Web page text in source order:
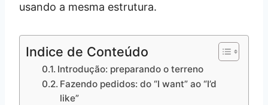
usando a mesma estrutura.
Indice de Conteúdo
Introdução: preparando o terreno
Fazendo pedidos: do “I want” ao “I’d
like”